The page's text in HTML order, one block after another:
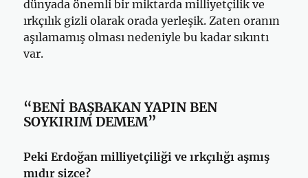
dünyada önemli bir miktarda milliyetçilik ve
ırkçılık gizli olarak orada yerleşik. Zaten oranın
aşılamamış olması nedeniyle bu kadar sıkıntı
var.
“BENİ BAŞBAKAN YAPIN BEN
SOYKIRIM DEMEM”
Peki Erdoğan milliyetçiliği ve ırkçılığı aşmış
mıdır sizce?